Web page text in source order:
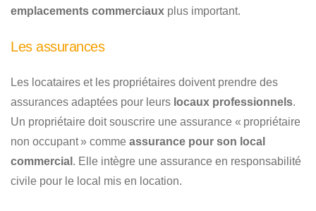
emplacements commerciaux plus important.
Les assurances
Les locataires et les propriétaires doivent prendre des
assurances adaptées pour leurs locaux professionnels.
Un propriétaire doit souscrire une assurance « propriétaire
non occupant » comme assurance pour son local
commercial . Elle intègre une assurance en responsabilité
civile pour le local mis en location.